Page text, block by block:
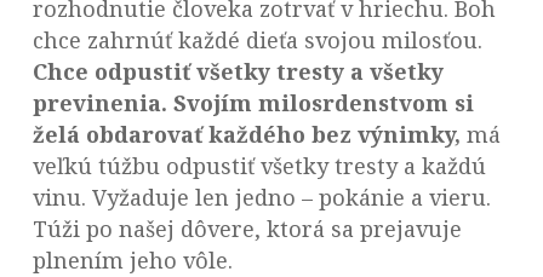
rozhodnutie človeka zotrvať v hriechu. Boh
chce zahrnúť každé dieťa svojou milosťou.
Chce odpustiť všetky tresty a všetky
previnenia. Svojím milosrdenstvom si
želá obdarovať každého bez výnimky, má
veľkú túžbu odpustiť všetky tresty a každú
vinu. Vyžaduje len jedno – pokánie a vieru.
Túži po našej dôvere, ktorá sa prejavuje
plnením jeho vôle.